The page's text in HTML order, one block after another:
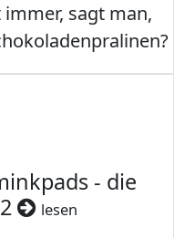
sagt man,
- die
lesen